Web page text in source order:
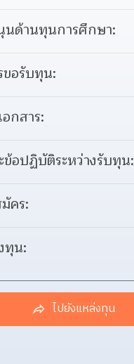
ด้านทุนการศึกษา:
อรับทุน:
กสาร:
ข้อปฏิบัติระหว่างรับทุน:
คร:
ทุน:
ไปยังแหล่งทุน